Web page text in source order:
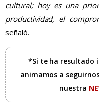
cultural; hoy es una
productividad, el
señaló.
*Si te ha resultado
animamos a
nuestra